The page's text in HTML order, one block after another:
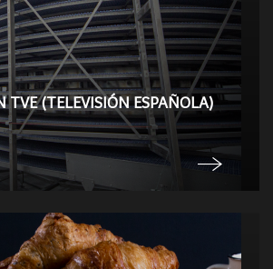
TVE (TELEVISIÓN ESPAÑOLA)